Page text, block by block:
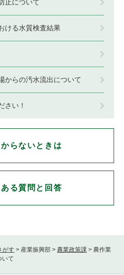
がす > 産業振興部 > 農業政策課 > 農作業
いて
止について
ける水質検査結果
からの汚水流出について
さい！
からないときは
ある質問と回答